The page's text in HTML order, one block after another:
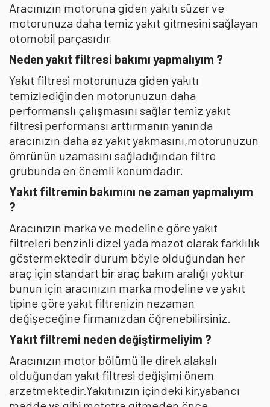
Aracınızın motoruna giden yakıtı süzer ve
motorunuza daha temiz yakıt gitmesini sağlayan
otomobil parçasıdır
Neden yakıt filtresi bakımı yapmalıyım ?
Yakıt filtresi motorunuza giden yakıtı
temizlediğinden motorunuzun daha
performanslı çalışmasını sağlar temiz yakıt
filtresi performansı arttırmanın yanında
aracınızın daha az yakıt yakmasını,motorunuzun
ömrünün uzamasını sağladığından filtre
grubunda en önemli konumdadır.
Yakıt filtremin bakımını ne zaman yapmalıyım
?
Aracınızın marka ve modeline göre yakıt
filtreleri benzinli dizel yada mazot olarak farklılık
göstermektedir durum böyle olduğundan her
araç için standart bir araç bakım aralığı yoktur
bunun için aracınızın marka modeline ve yakıt
tipine göre yakıt filtrenizin nezaman
değişeceğine firmanızdan öğrenebilirsiniz.
Yakıt filtremi neden değiştirmeliyim ?
Aracınızın motor bölümü ile direk alakalı
olduğundan yakıt filtresi değişimi önem
arzetmektedir.Yakıtınızın içindeki kir,yabancı